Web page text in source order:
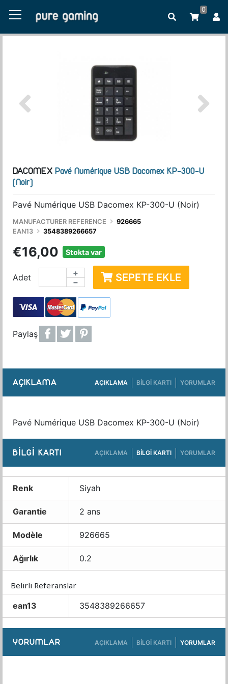
0
DACOMEX Pavé Numérique USB Dacomex KP-300-U
(Noir)
Pavé Numérique USB Dacomex KP-300-U (Noir)
MANUFACTURER REFERENCE
926665
EAN13
3548389266657
€16,00 Stokta var
Adet −
+ SEPETE EKLE
Paylaş
AÇIKLAMA AÇIKLAMA BILGI KARTI YORUMLAR
Pavé Numérique USB Dacomex KP-300-U (Noir)
BILGI KARTI AÇIKLAMA BILGI KARTI YORUMLAR
Renk Siyah
Garantie 2 ans
Modèle 926665
Ağırlık 0.2
Belirli Referanslar
ean13
3548389266657
YORUMLAR AÇIKLAMA BILGI KARTI YORUMLAR